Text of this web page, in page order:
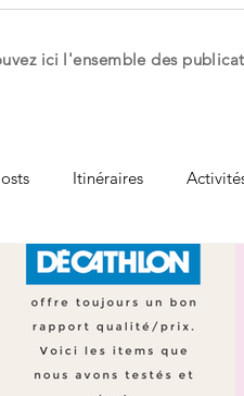
Itinéraires
Capitale-Nationale
Mauricie Montérégie
ici l'ensemble des